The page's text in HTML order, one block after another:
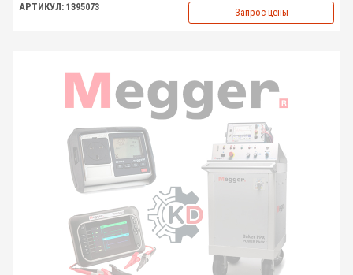
АРТИКУЛ: 1395073 Запрос цены